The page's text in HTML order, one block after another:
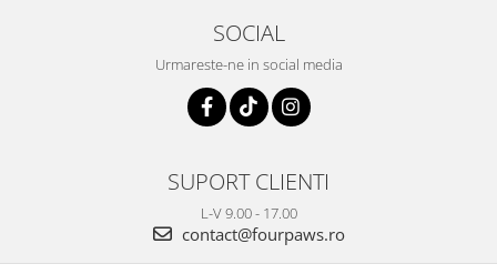
SOCIAL
Urmareste-ne in social media
SUPORT CLIENTI
L-V 9.00 - 17.00
contact@fourpaws.ro